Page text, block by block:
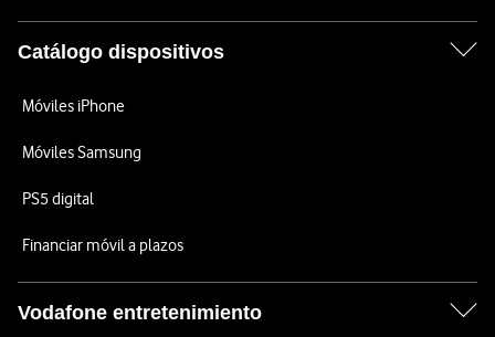
Catálogo dispositivos
Móviles iPhone
Móviles Samsung
PS5 digital
Financiar móvil a plazos
Vodafone entretenimiento